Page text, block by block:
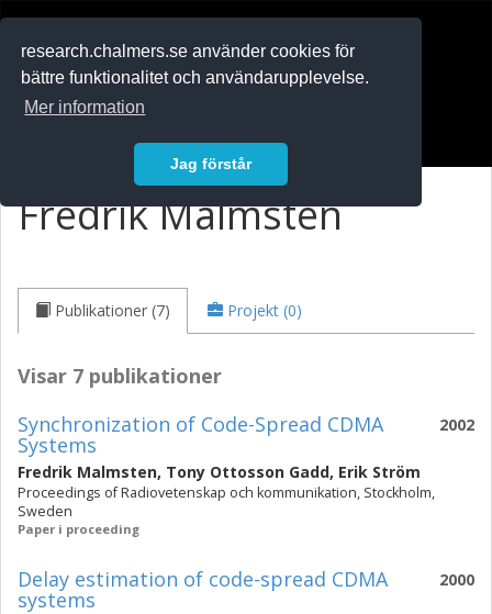
research.chalmers.se använder cookies för
bättre funktionalitet och användarupplevelse.
Mer information
Jag förstår
Fredrik Malmsten
Publikationer (7) Projekt (0)
Visar 7 publikationer
2002
Synchronization of Code-Spread CDMA
Systems
Fredrik Malmsten, Tony Ottosson Gadd, Erik Ström
Proceedings of Radiovetenskap och kommunikation, Stockholm,
Sweden
Paper i proceeding
2000
Delay estimation of code-spread CDMA
systems